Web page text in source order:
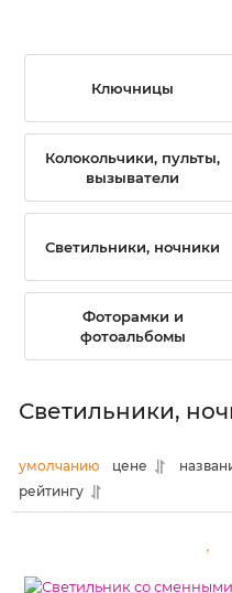
Ключницы
Колокольчики, пульты,
вызыватели
Светильники, ночники
Фоторамки и
фотоальбомы
Светильники,
умолчанию цене
рейтингу